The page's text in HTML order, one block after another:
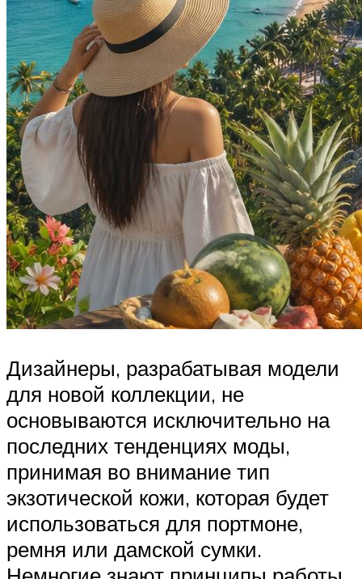
Дизайнеры, разрабатывая модели
для новой коллекции, не
основываются исключительно на
последних тенденциях моды,
принимая во внимание тип
экзотической кожи, которая будет
использоваться для портмоне,
ремня или дамской сумки.